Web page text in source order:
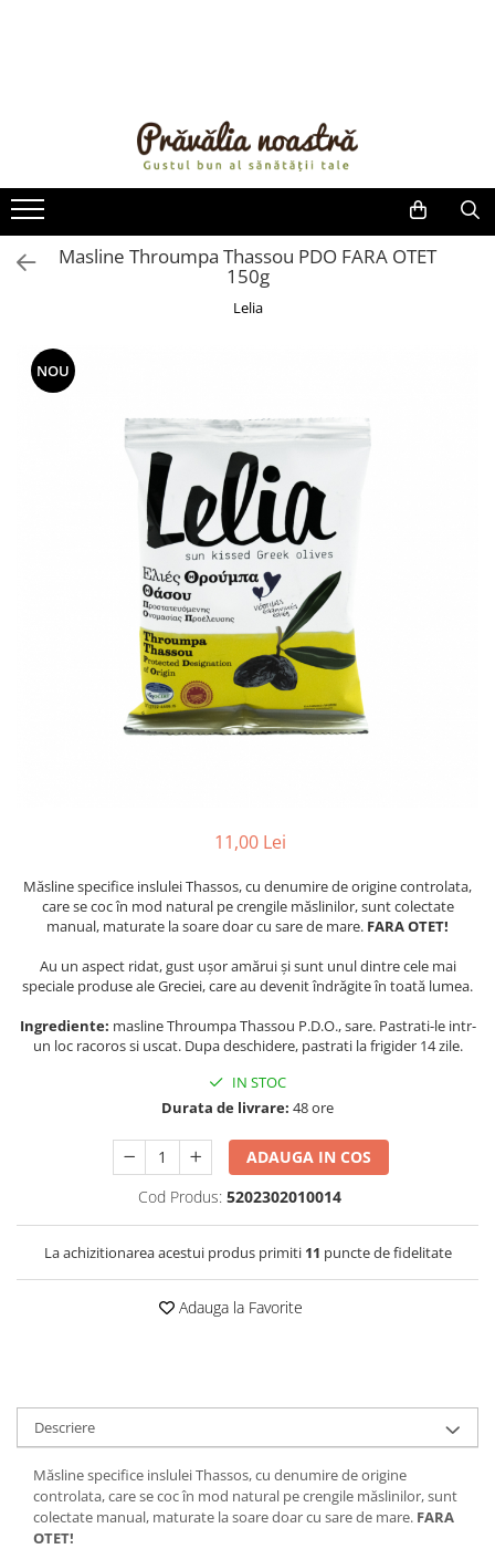
ULEIURI ȘI UNTURI
MĂSLINE
NUCI ȘI SEMINȚE
FRUCTE DESHIDRATATE
ÎNDULCITORI NATURALI / MIERE
OȚETURI ȘI SOSURI
SOSURI
FĂINĂ FĂRĂ GLUTEN
BĂUTURI / LAPTE VEGETAL
CREME ȘI PASTE TARTINABILE
CEAIURI GRECEȘTI
CIOCOLATĂ ȘI CACAO
HEALTHY SNACKS
TOATE PRODUSELE
Masline Throumpa Thassou PDO FARA OTET
150g
Lelia
NOU
11,00 Lei
Măsline specifice inslulei Thassos, cu denumire de origine controlata,
care se coc în mod natural pe crengile măslinilor, sunt colectate
manual, maturate la soare doar cu sare de mare. FARA OTET!
Au un aspect ridat, gust ușor amărui și sunt unul dintre cele mai
speciale produse ale Greciei, care au devenit îndrăgite în toată lumea.
Ingrediente: masline Throumpa Thassou P.D.O., sare. Pastrati-le intr-
un loc racoros si uscat. Dupa deschidere, pastrati la frigider 14 zile.
IN STOC
Durata de livrare: 48 ore
ADAUGA IN COS
Cod Produs: 5202302010014
La achizitionarea acestui produs primiti 11 puncte de fidelitate
Adauga la Favorite
Descriere
Măsline specifice inslulei Thassos, cu denumire de origine
controlata, care se coc în mod natural pe crengile măslinilor, sunt
colectate manual, maturate la soare doar cu sare de mare. FARA
OTET!